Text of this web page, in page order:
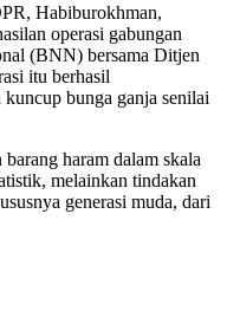
Habiburokhman,
operasi gabungan
(BNN) bersama Ditjen
itu berhasil
bunga ganja senilai
haram dalam skala
melainkan tindakan
generasi muda, dari